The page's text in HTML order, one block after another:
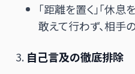
「距離を置く」「休
敢えて行わず、相手
自己言及の徹底排除